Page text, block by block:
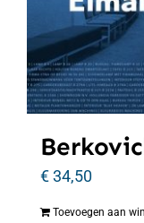
€34,50
Toevoegen aan